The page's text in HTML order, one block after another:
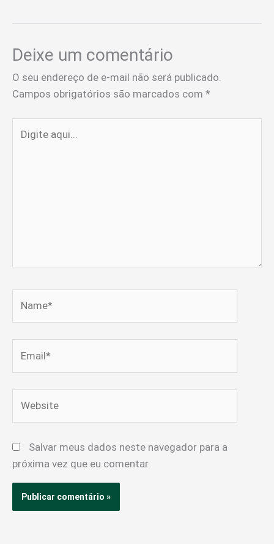
Deixe um comentário
O seu endereço de e-mail não será publicado.
Campos obrigatórios são marcados com *
aqui...
Salvar meus dados neste navegador para a
próxima vez que eu comentar.